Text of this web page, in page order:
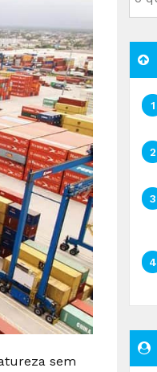
sem